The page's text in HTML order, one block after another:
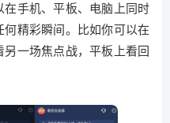
手机、平板、电脑上同时
精彩瞬间。比如你可以在
一场焦点战，平板上看回